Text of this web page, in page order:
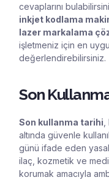
cevaplarını
inkjet kodlama
lazer markalama
işletmeniz için en
değerlendirebilirsiniz.
Son
Son kullanma tarihi,
altında güvenle
günü ifade eden
ilaç, kozmetik ve
korumak amacıyla